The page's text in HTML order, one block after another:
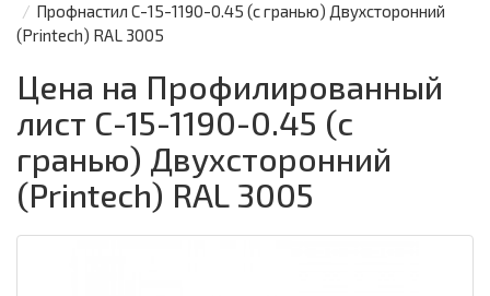
Профнастил С-15-1190-0.45 (с гранью) Двухсторонний
(Printech) RAL 3005
Цена на Профилированный
лист С-15-1190-0.45 (с
гранью) Двухсторонний
(Printech) RAL 3005